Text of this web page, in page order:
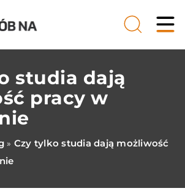
studia dają
pracy w
» Czy tylko studia dają możliwość